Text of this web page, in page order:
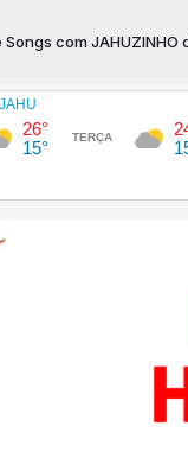
JAHUZINHO das